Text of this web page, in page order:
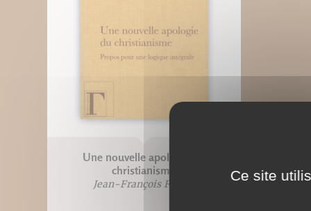
Une nouvelle apologie du
christianisme
Jean-François Froger
Ce site